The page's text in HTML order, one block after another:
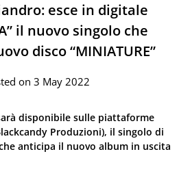
esce in digitale
il nuovo singolo che
disco “MINIATURE”
on 3 May 2022
disponibile sulle piattaforme
Produzioni), il singolo di
anticipa il nuovo album in uscita